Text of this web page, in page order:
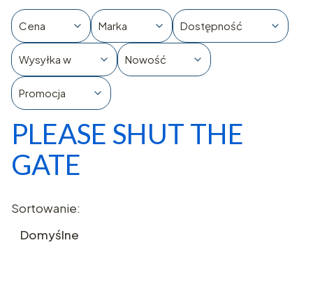
Cena Marka Dostępność
Wysyłka w Nowość
Promocja
Koniec filtrów
PLEASE SHUT THE
GATE
Lista produktów
Sortowanie:
Domyślne